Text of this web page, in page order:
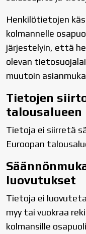
Henkilötietojen
kolmannelle
järjestelyin, että
olevan
muutoin
Tietojen
talousalueen
Tietoja ei siirretä
Euroopan
luovutukset
Tietoja ei
myy tai vuokraa
kolmansille